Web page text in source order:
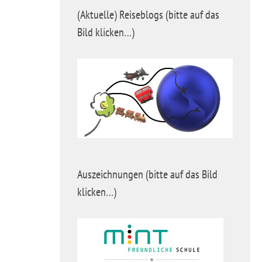
(Aktuelle) Reiseblogs (bitte auf das
Bild klicken…)
Auszeichnungen (bitte auf das Bild
klicken…)